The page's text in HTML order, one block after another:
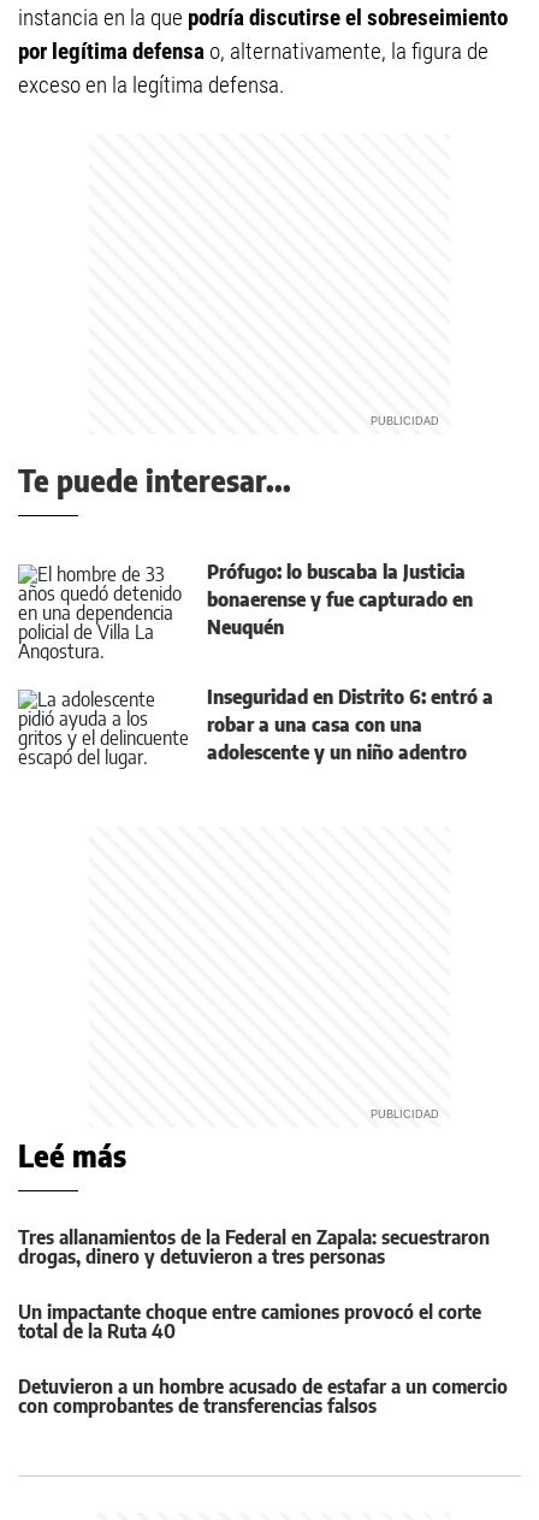
instancia en la que podría discutirse el sobreseimiento
por legítima defensa o, alternativamente, la figura de
exceso en la legítima defensa.
Te puede interesar...
Prófugo: lo buscaba la Justicia
bonaerense y fue capturado en
Neuquén
Inseguridad en Distrito 6: entró a
robar a una casa con una
adolescente y un niño adentro
Leé más
Tres allanamientos de la Federal en Zapala: secuestraron
drogas, dinero y detuvieron a tres personas
Un impactante choque entre camiones provocó el corte
total de la Ruta 40
Detuvieron a un hombre acusado de estafar a un comercio
con comprobantes de transferencias falsos